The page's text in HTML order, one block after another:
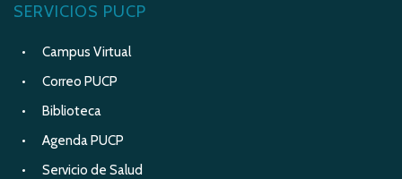
SERVICIOS PUCP
Campus Virtual
Correo PUCP
Biblioteca
Agenda PUCP
Servicio de Salud